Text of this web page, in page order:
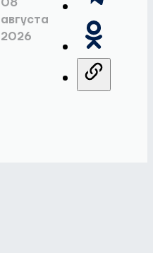
августа
2026